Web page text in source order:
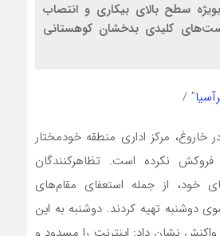
سطح بالای بیکاری و انتصاب
کلیدی بدخشان کوهستانی
” /
در خاروغ، مرکز اداری منطقه خودمختار
نکرده است. تظاهرکنندگان
خود، از جمله استعفای مقام‌های
دوشنبه تهیه کردند. دوشنبه به این